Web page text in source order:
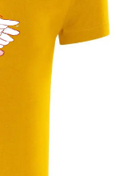
si tohto žížaľného